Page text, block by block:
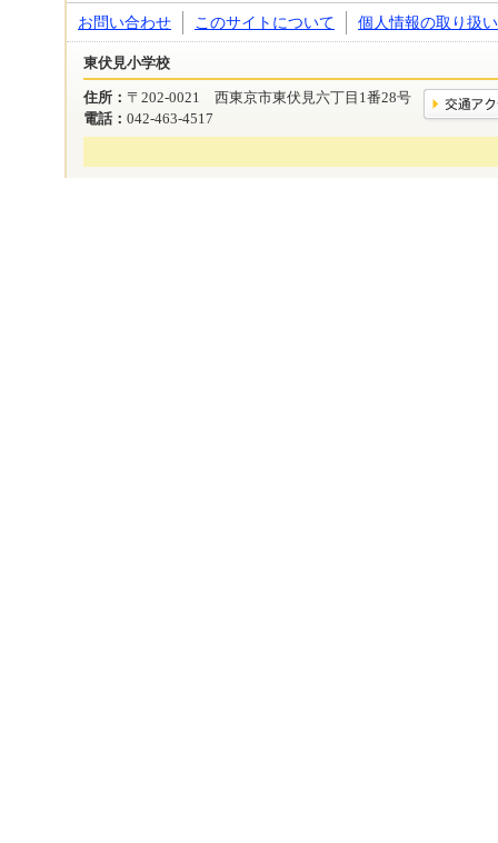
お問い合わせ このサイトについて 個人情報の取り扱い
東伏見小学校
住所： 〒202-0021 西東京市東伏見六丁目1番28号
電話： 042-463-4517